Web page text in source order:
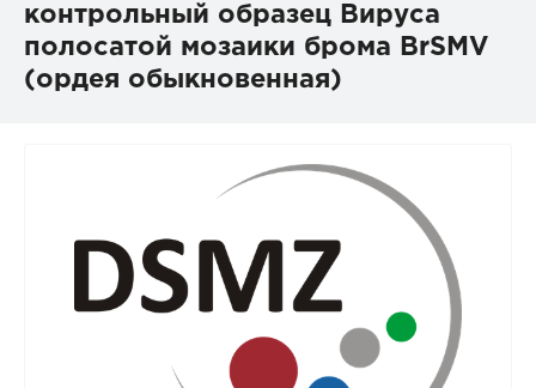
контрольный образец Вируса
полосатой мозаики брома BrSMV
(ордея обыкновенная)